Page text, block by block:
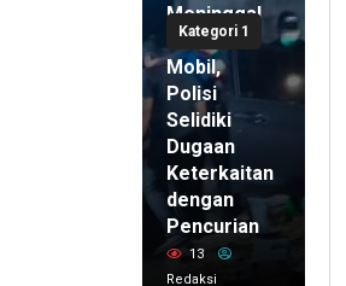
Kategori 1
Meninggal
di Dalam
Mobil,
Polisi
Selidiki
Dugaan
Keterkaitan
dengan
Pencurian
13
Redaksi